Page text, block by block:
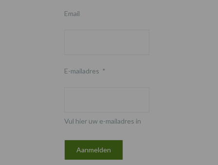
Email
E-mailadres *
Vul hier uw e-mailadres in